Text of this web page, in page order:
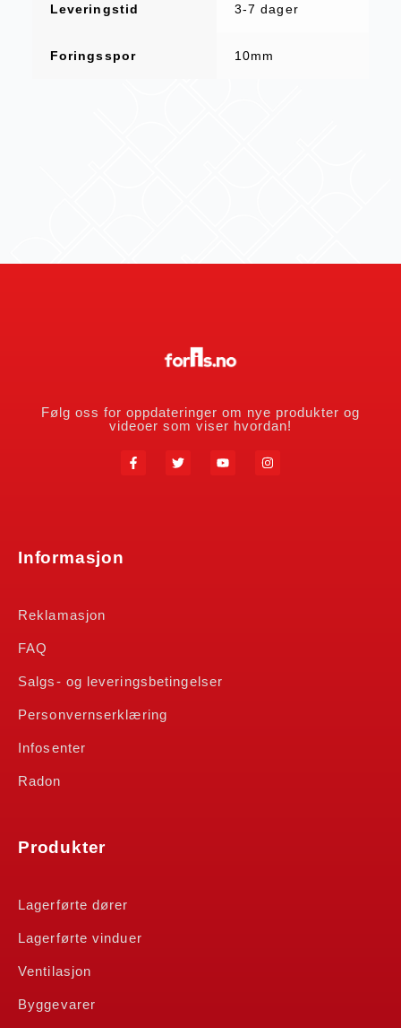
Leveringstid 3-7 dager
Foringsspor 10mm
Følg oss for oppdateringer om nye produkter og
videoer som viser hvordan!
Informasjon
Reklamasjon
FAQ
Salgs- og leveringsbetingelser
Personvernserklæring
Infosenter
Radon
Produkter
Lagerførte dører
Lagerførte vinduer
Ventilasjon
Byggevarer